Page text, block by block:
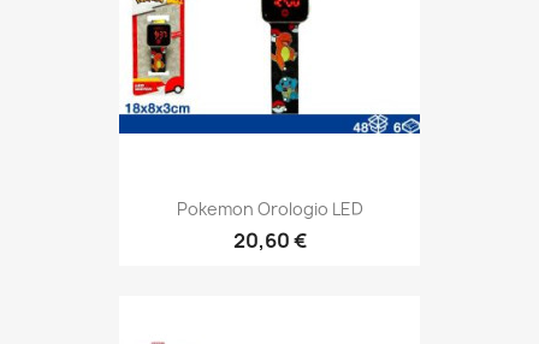
Pokemon Orologio LED
20,60 €